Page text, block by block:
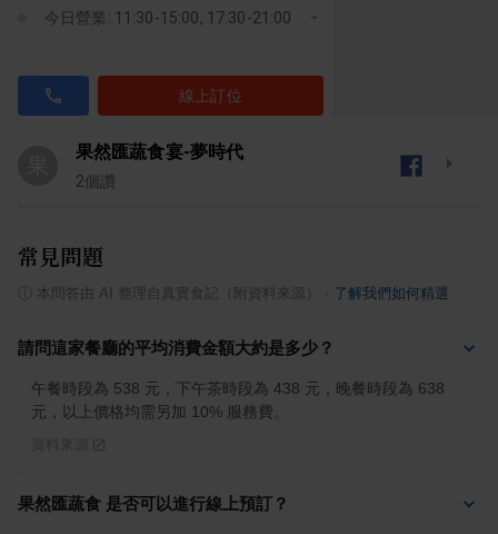
今日營業: 11:30-15:00, 17:30-21:00
線上訂位
果然匯蔬食宴-夢時代
2個讚
常見問題
本問答由 AI 整理自真實食記（附資料來源） 了解我們如何精選
請問這家餐廳的平均消費金額大約是多少？
午餐時段為 538 元，下午茶時段為 438 元，晚餐時段為 638
元，以上價格均需另加 10% 服務費。
果然匯蔬食 是否可以進行線上預訂？